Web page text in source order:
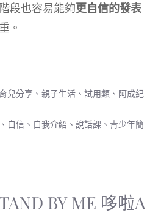
段也容易能夠更自信的發表
。
育兒分享 、親子生活 、試用類 、 阿成紀
、 自信 、 自我介紹 、說話課 、 青少年簡
BY ME 哆啦A